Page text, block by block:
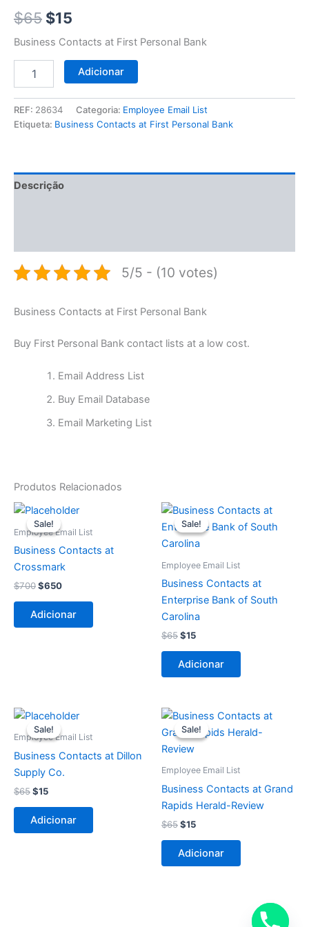
$65 $15
Business Contacts at First Personal Bank
Adicionar
REF: 28634 Categoria: Employee Email List
Etiqueta: Business Contacts at First Personal Bank
Descrição
5/5 - (10 votes)
Business Contacts at First Personal Bank
Buy First Personal Bank contact lists at a low cost.
Email Address List
Buy Email Database
Email Marketing List
Produtos Relacionados
Sale!
Sale!
Employee Email List
Business Contacts at
Crossmark
$700
O
preço
original
$700.
$650
O
atual
$650.
Adicionar
Sale!
Sale!
Employee Email List
Business Contacts at
Enterprise Bank of South
Carolina
$65
O
preço
original
era:
$15
O
preço
atual
é:
Adicionar
Sale!
Sale!
Employee Email List
Business Contacts at Dillon
Supply Co.
$65
O
preço
original
$65.
$15
O
preço
atual
$15.
Adicionar
Sale!
Sale!
Employee Email List
Business Contacts at Grand
Rapids Herald-Review
$65
O
preço
original
era:
$15
O
preço
atual
Adicionar